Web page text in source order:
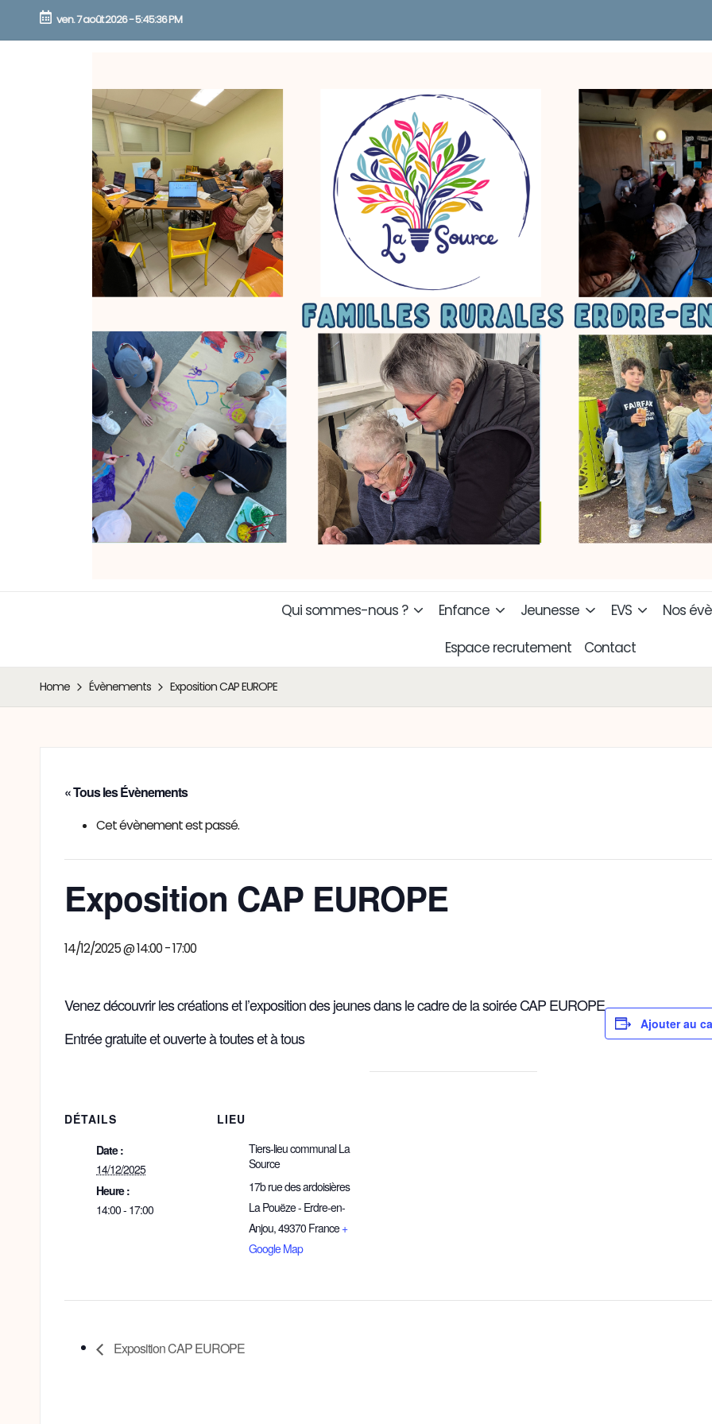
Skip
ven. 7 août 2026-5:45:36 PM
Qui sommes-nous ? Enfance Jeunesse EVS
Nos
Espace recrutement
Contact
Home Évènements Exposition CAP EUROPE
« Tous les Évènements
Cet évènement est passé.
Exposition CAP EUROPE
14/12/2025 @ 14:00-17:00
Venez découvrir les créations et l’exposition des jeunes dans le cadre de la soirée CAP EUROPE
Entrée gratuite et ouverte à toutes et à tous
Ajouter au
DÉTAILS
Date :
14/12/2025
Heure :
14:00 - 17:00
LIEU
Tiers-lieu communal La
Source
17b rue des ardoisières
La Pouëze - Erdre-en-
Anjou,49370 France +
Google Map
Exposition CAP EUROPE